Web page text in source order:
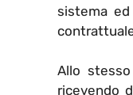
sistema
Allo
ricevendo